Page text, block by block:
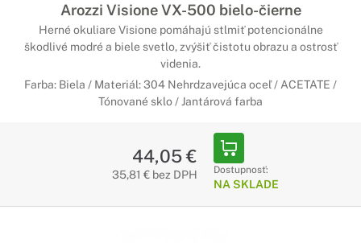
Arozzi Visione VX-500 bielo-čierne
Herné okuliare Visione pomáhajú stlmiť potencionálne
škodlivé modré a biele svetlo, zvýšiť čistotu obrazu a ostrosť
videnia.
Farba: Biela / Materiál: 304 Nehrdzavejúca oceľ / ACETATE /
Tónované sklo / Jantárová farba
44,05 €
35,81 € bez DPH Dostupnosť:
NA SKLADE